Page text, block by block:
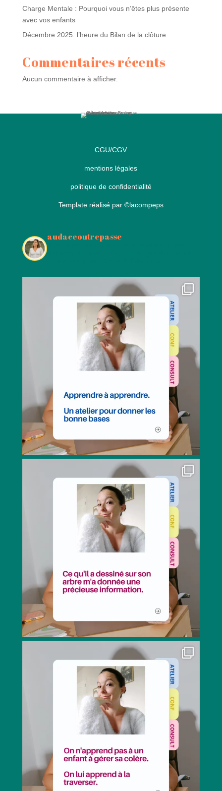
Charge Mentale : Pourquoi vous n’êtes plus présente
avec vos enfants
Décembre 2025: l’heure du Bilan de la clôture
Commentaires récents
Aucun commentaire à afficher.
CGU/CGV
mentions légales
politique de confidentialité
Template réalisé par ©lacompeps
audaceoutrepasse
👩🏻‍💼consultante formatrice spécialisée mécanisme
du stress émotions